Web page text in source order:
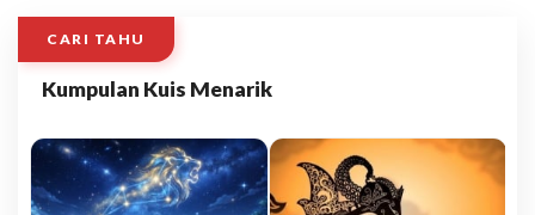
CARI TAHU
Kumpulan Kuis Menarik